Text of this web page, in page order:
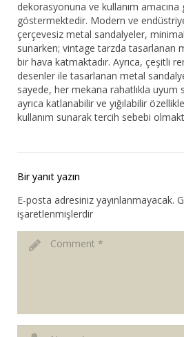
dekorasyonuna ve kullanım
göstermektedir. Modern ve
çerçevesiz metal sandalyeler,
sunarken; vintage tarzda tasarlanan
bir hava katmaktadır. Ayrıca, çeşitli
desenler ile tasarlanan metal
sayede, her mekana rahatlıkla uyum
ayrıca katlanabilir ve yığılabilir
kullanım sunarak tercih sebebi
Bir yanıt yazın
E-posta adresiniz yayınlanmayacak.
işaretlenmişlerdir